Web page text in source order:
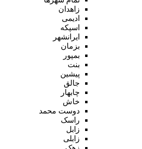
زاهدان
ادیمی
اسپکه
ایرانشهر
بزمان
بمپور
بنت
پیشین
جالق
چابهار
خاش
دوست محمد
راسک
زابل
زابلی